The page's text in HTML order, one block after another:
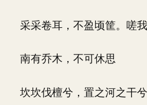
采采卷耳，不盈顷筐。嗟
南有乔木，不可休思
坎坎伐檀兮，置之河之干